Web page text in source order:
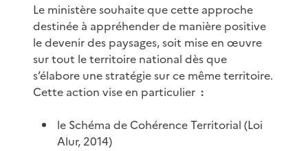
Le ministère souhaite que cette approche
destinée à appréhender de manière positive
le devenir des paysages, soit mise en œuvre
sur tout le territoire national dès que
s’élabore une stratégie sur ce même territoire.
Cette action vise en particulier :
le Schéma de Cohérence Territorial (Loi
Alur, 2014)